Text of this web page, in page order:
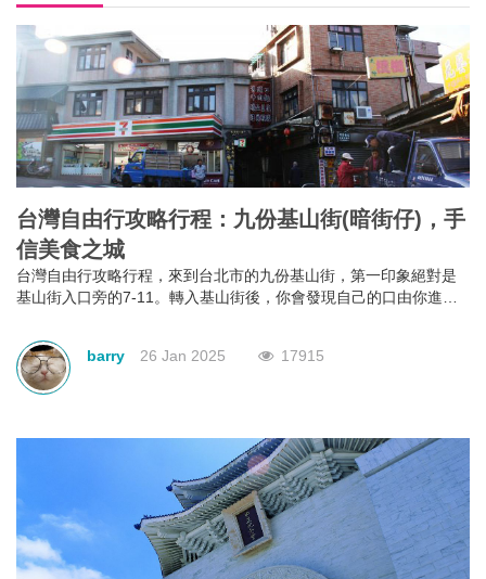
台灣自由行攻略行程：九份基山街(暗街仔)，手
信美食之城
台灣自由行攻略行程，來到台北市的九份基山街，第一印象絕對是
基山街入口旁的7-11。轉入基山街後，你會發現自己的口由你進入
上林立滿目的美食。有深坑烤臭豆腐、九份傳統魚丸、綜合魚丸
湯、紅糟素肉圓、花生卷、油蔥粿、芋仔粿等等。基山街絕對是追
求keep fit體態的人，特別是女士門的一大挑戰。
barry 26 Jan 2025 17915